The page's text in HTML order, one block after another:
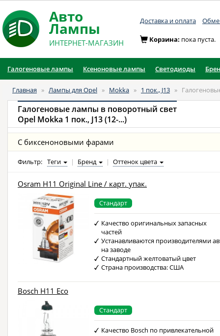
Авто
Лампы
ИНТЕРНЕТ-МАГАЗИН
Доставка и оплата
Корзина: пока пуста.
Галогеновые лампы Ксеноновые лампы Светодиоды
Главная » Лампы для Opel » Mokka » 1 пок., J13 »
Галогеновые лампы в поворотный свет
Opel Mokka 1 пок., J13 (12-...)
С биксеноновыми фарами
Фильтр: Теги | Бренд | Оттенок цвета
Osram H11 Original Line / карт. упак.
Стандарт
Качество оригинальных запасных
частей
Устанавливаются производителями
на заводе
Стандартный желтоватый цвет
Страна производства: США
Bosch H11 Eco
Стандарт
Качество Bosch по привлекательной